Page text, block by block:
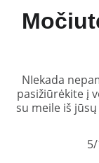
NIekada
pasižiūrėkite į
su meile iš